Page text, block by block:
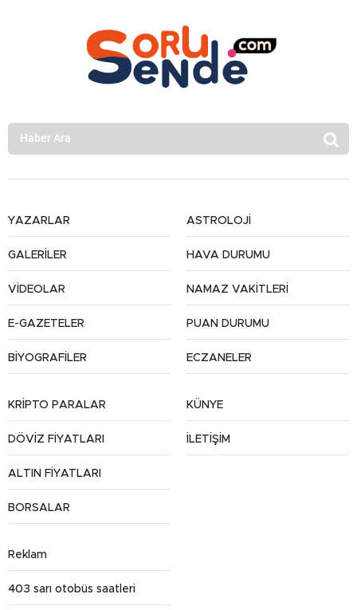
YAZARLAR
GALERİLER
VİDEOLAR
E-GAZETELER
BİYOGRAFİLER
ASTROLOJİ
HAVA DURUMU
NAMAZ VAKİTLERİ
PUAN DURUMU
ECZANELER
KRİPTO PARALAR
DÖVİZ FİYATLARI
ALTIN FİYATLARI
BORSALAR
KÜNYE
İLETİŞİM
Reklam
403 sarı otobüs saatleri